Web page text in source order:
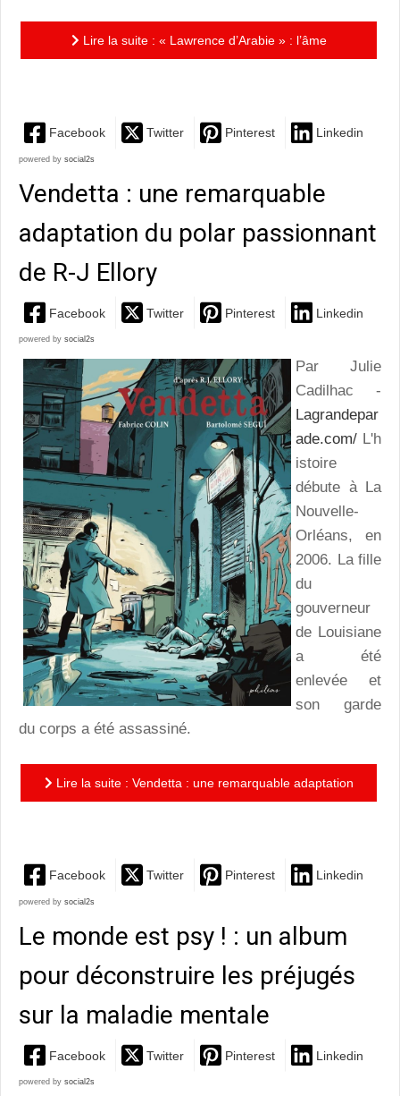
Lire la suite : « Lawrence d’Arabie » : l’âme
Facebook Twitter Pinterest Linkedin
powered by social2s
Vendetta : une remarquable
adaptation du polar passionnant
de R-J Ellory
Facebook Twitter Pinterest Linkedin
powered by social2s
Par Julie
Cadilhac -
Lagrandepar
ade.com/ L'h
istoire
débute à La
Nouvelle-
Orléans, en
2006. La fille
du
gouverneur
de Louisiane
a été
enlevée et
son garde
du corps a été assassiné.
Lire la suite : Vendetta : une remarquable adaptation
Facebook Twitter Pinterest Linkedin
powered by social2s
Le monde est psy ! : un album
pour déconstruire les préjugés
sur la maladie mentale
Facebook Twitter Pinterest Linkedin
powered by social2s